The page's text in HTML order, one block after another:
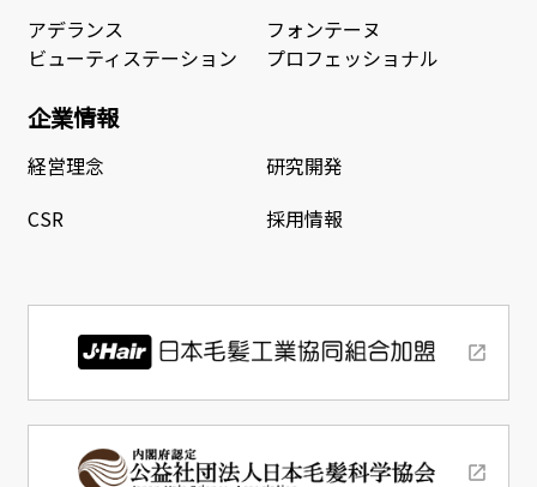
アデランス
ビューティステーション
フォンテーヌ
プロフェッショナル
企業情報
経営理念
研究開発
CSR
採用情報